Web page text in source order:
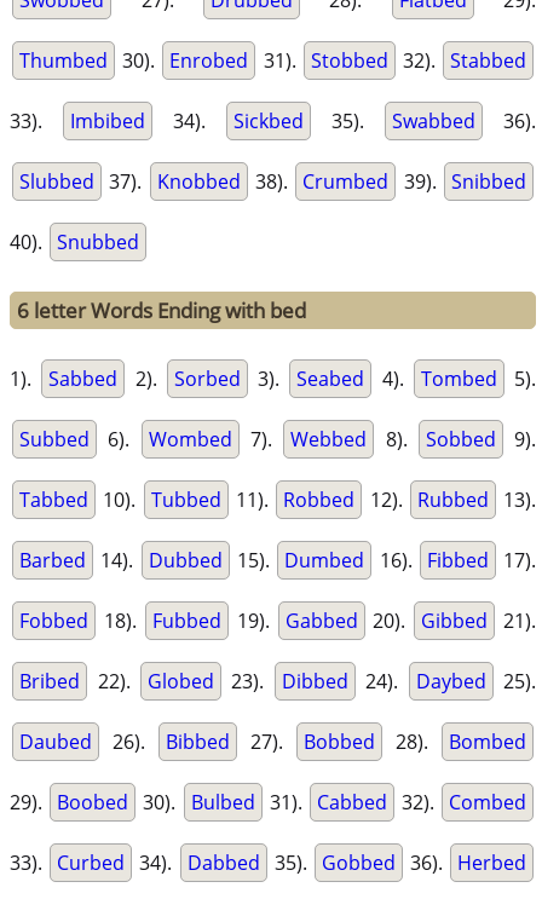
Thumbed 30). Enrobed 31). Stobbed 32). Stabbed
33). Imbibed 34). Sickbed 35). Swabbed 36).
Slubbed 37). Knobbed 38). Crumbed 39). Snibbed
40). Snubbed
6 letter Words Ending with bed
1). Sabbed 2). Sorbed 3). Seabed 4). Tombed 5).
Subbed 6). Wombed 7). Webbed 8). Sobbed 9).
Tabbed 10). Tubbed 11). Robbed 12). Rubbed 13).
Barbed 14). Dubbed 15). Dumbed 16). Fibbed 17).
Fobbed 18). Fubbed 19). Gabbed 20). Gibbed 21).
Bribed 22). Globed 23). Dibbed 24). Daybed 25).
Daubed 26). Bibbed 27). Bobbed 28). Bombed
29). Boobed 30). Bulbed 31). Cabbed 32). Combed
33). Curbed 34). Dabbed 35). Gobbed 36). Herbed